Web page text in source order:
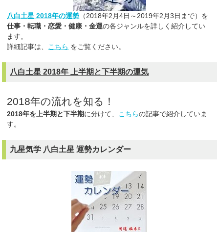
八白土星 2018年の運勢 （2018年2月4日～2019年2月3日まで）を
仕事・転職・恋愛・健康・金運の各ジャンルを詳しく紹介してい
ます。
詳細記事は、 こちら をご覧ください。
八白土星 2018年 上半期と下半期の運気
2018年の流れを知る！
2018年を上半期と下半期に分けて、 こちらの記事で紹介していま
す。
九星気学 八白土星 運勢カレンダー